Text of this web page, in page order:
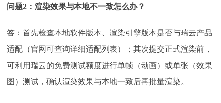
问题2：渲染效果与本地不一致怎么办？
答：首先检查本地软件版本、渲染引擎版本是否与瑞云产品
适配（官网可查询详细适配列表）；其次提交正式渲染前，
可利用瑞云的免费测试额度进行单帧（动画）或单张（效果
图）测试，确认渲染效果与本地一致后再批量渲染。